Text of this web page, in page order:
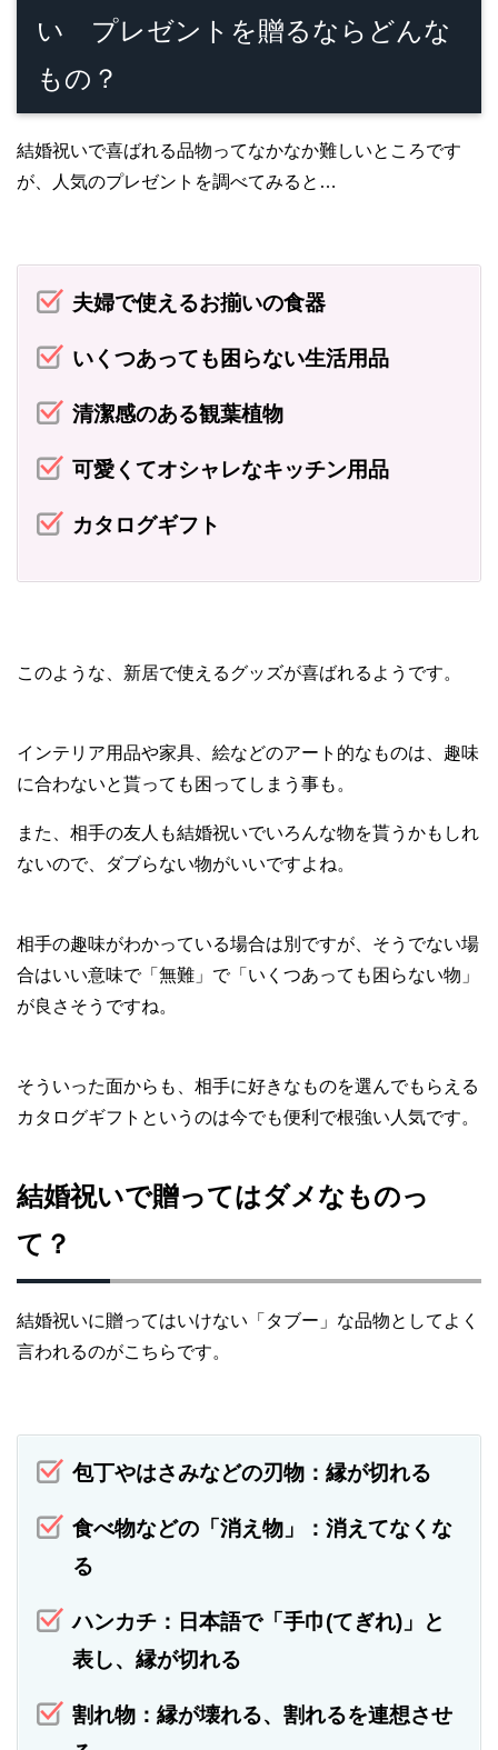
い プレゼントを贈るならどんな
もの？
結婚祝いで喜ばれる品物ってなかなか難しいところです
が、人気のプレゼントを調べてみると…
夫婦で使えるお揃いの食器
いくつあっても困らない生活用品
清潔感のある観葉植物
可愛くてオシャレなキッチン用品
カタログギフト
このような、新居で使えるグッズが喜ばれるようです。
インテリア用品や家具、絵などのアート的なものは、趣味
に合わないと貰っても困ってしまう事も。
また、相手の友人も結婚祝いでいろんな物を貰うかもしれ
ないので、ダブらない物がいいですよね。
相手の趣味がわかっている場合は別ですが、そうでない場
合はいい意味で「無難」で「いくつあっても困らない物」
が良さそうですね。
そういった面からも、相手に好きなものを選んでもらえる
カタログギフトというのは今でも便利で根強い人気です。
結婚祝いで贈ってはダメなものっ
て？
結婚祝いに贈ってはいけない「タブー」な品物としてよく
言われるのがこちらです。
包丁やはさみなどの刃物：縁が切れる
食べ物などの「消え物」：消えてなくな
る
ハンカチ：日本語で「手巾(てぎれ)」と
表し、縁が切れる
割れ物：縁が壊れる、割れるを連想させ